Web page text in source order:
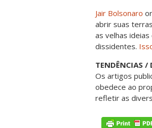
Jair Bolsonaro
abrir suas
as velhas
dissidentes.
TENDÊNCIAS /
Os artigos
obedece ao
refletir as